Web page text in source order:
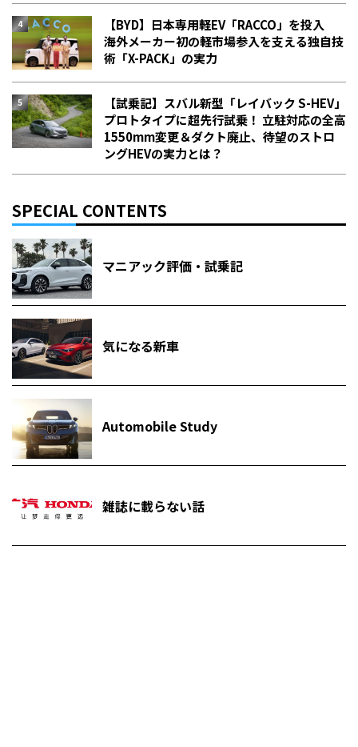
【BYD】日本専用軽EV「RACCO」を投入
海外メーカー初の軽市場参入を支える独自技
術「X-PACK」の実力
【試乗記】スバル新型「レイバック S-HEV」
プロトタイプに超先行試乗！ 立駐対応の全高
1550mm変更＆ダクト廃止、待望のストロ
ングHEVの実力とは？
SPECIAL CONTENTS
マニアック評価・試乗記
気になる新車
Automobile Study
雑誌に載らない話